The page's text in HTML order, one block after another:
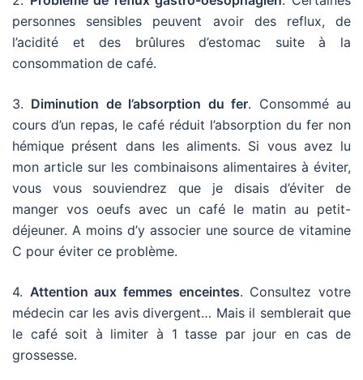
personnes sensibles peuvent avoir des reflux, de
l’acidité et des brûlures d’estomac suite à la
consommation de café.
3. Diminution de l’absorption du fer. Consommé au
cours d’un repas, le café réduit l’absorption du fer non
hémique présent dans les aliments. Si vous avez lu
mon article sur les combinaisons alimentaires à éviter,
vous vous souviendrez que je disais d’éviter de
manger vos oeufs avec un café le matin au petit-
déjeuner. A moins d’y associer une source de vitamine
C pour éviter ce problème.
4. Attention aux femmes enceintes. Consultez votre
médecin car les avis divergent… Mais il semblerait que
le café soit à limiter à 1 tasse par jour en cas de
grossesse.